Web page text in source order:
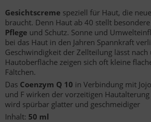
Gesichtscreme speziell für Haut, die neue
braucht. Denn Haut ab 40 stellt
Pflege und Schutz. Sonne und
bei das Haut in den Jahren Spannkraft
Geschwindigkeit der Zellteilung lässt nach
Hautoberfläche zeigen sich oft kleine
Fältchen.
Das Coenzym Q 10 in Verbindung mit
und F wirken der vorzeitigen
wird spürbar glatter und geschmeidiger
Inhalt: 50 ml